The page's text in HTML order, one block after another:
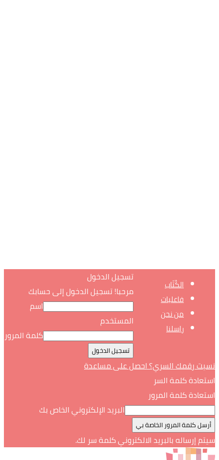
الكُتّاب
فاعليات
من نحن
راسلنا
تسجيل الدخول
مرحبا! تسجيل الدخول إلى حسابك
اسم
المستخدم
كلمة المرور
نسيت رقمك السري؟ احصل على مساعدة
استعادة كلمة السر
استعادة كلمة المرور
البريد الإلكتروني الخاص بك
سيتم إرساله بالبريد الالكتروني كلمة سر لك.